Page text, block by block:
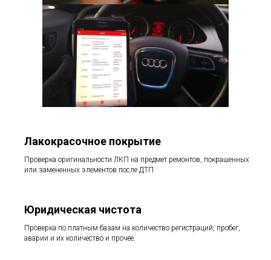
Лакокрасочное покрытие
Проверка оригинальности ЛКП на предмет ремонтов, покрашенных
или замененных элементов после ДТП
Юридическая чистота
Проверка по платным базам на количество регистраций, пробег,
аварии и их количество и прочее.